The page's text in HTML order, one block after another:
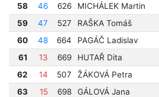
58
46 626 MICHÁLEK Martin
59
47 527 RAŠKA Tomáš
60
48 664 PAGÁČ Ladislav
61
13 669 HUTAŘ Dita
62
14 507 ŽÁKOVÁ Petra
63
15 698 GÁLOVÁ Jana